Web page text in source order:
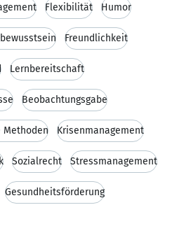
Flexibilität Humor
Freundlichkeit
Lernbereitschaft
Beobachtungsgabe
Methoden Krisenmanagement
Sozialrecht Stressmanagement
Gesundheitsförderung